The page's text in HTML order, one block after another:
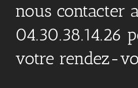
nous contacter
04.30.38.14.26
votre rendez-